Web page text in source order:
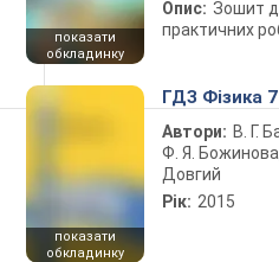
показати
обкладинку
Опис: Зошит
практичних
показати
обкладинку
ГДЗ Фізика
Автори: В. Г.
Ф. Я.
Довгий
Рік: 2015